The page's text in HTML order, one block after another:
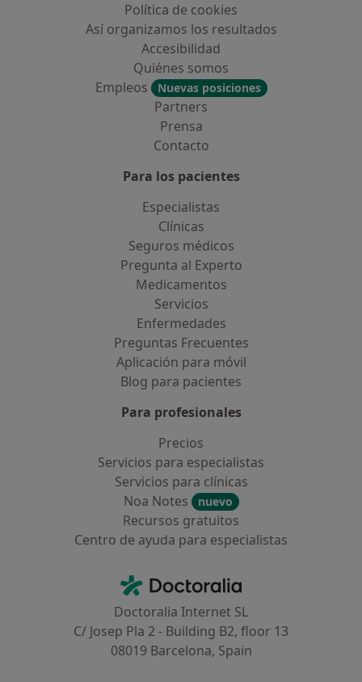
Política de cookies
Así organizamos los resultados
Accesibilidad
Quiénes somos
Empleos
Nuevas posiciones
Partners
Prensa
Contacto
Para los pacientes
Especialistas
Clínicas
Seguros médicos
Pregunta al Experto
Medicamentos
Servicios
Enfermedades
Preguntas Frecuentes
Aplicación para móvil
Blog para pacientes
Para profesionales
Precios
Servicios para especialistas
Servicios para clínicas
Noa Notes
nuevo
Recursos gratuitos
Centro de ayuda para especialistas
Doctoralia - Página de inicio
Doctoralia Internet SL
C/ Josep Pla 2 - Building B2, floor 13
08019 Barcelona, Spain